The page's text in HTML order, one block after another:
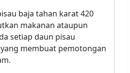
baja tahan karat 420
makanan ataupun
setiap daun pisau
membuat pemotongan